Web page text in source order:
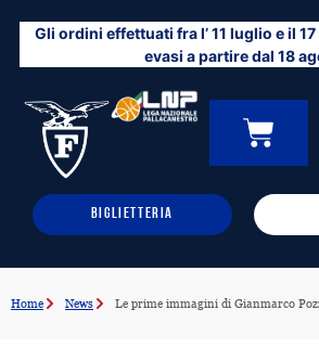
contenuto
Gli ordini effettuati fra l’ 11 luglio e il
evasi a partire dal 18
0
BIGLIETTERIA
Home News Le prime immagini di Gianmarco